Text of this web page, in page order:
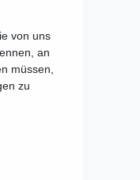
von uns
an
müssen,
zu